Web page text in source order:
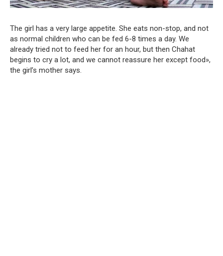
The girl has a very large appetite. She eats non-stop, and not
as normal children who can be fed 6-8 times a day. We
already tried not to feed her for an hour, but then Chahat
begins to cry a lot, and we cannot reassure her except food»,
the girl’s mother says.